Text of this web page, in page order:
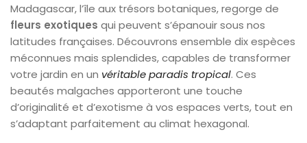
Madagascar, l’île aux trésors botaniques, regorge de
fleurs exotiques qui peuvent s’épanouir sous nos
latitudes françaises. Découvrons ensemble dix espèces
méconnues mais splendides, capables de transformer
votre jardin en un véritable paradis tropical. Ces
beautés malgaches apporteront une touche
d’originalité et d’exotisme à vos espaces verts, tout en
s’adaptant parfaitement au climat hexagonal.